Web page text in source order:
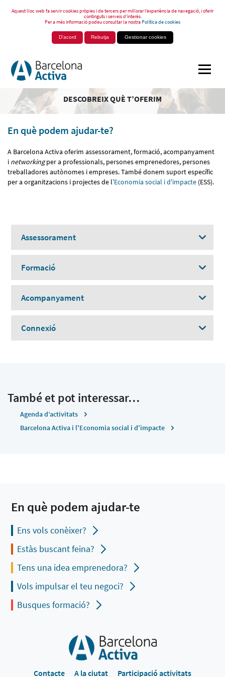
Aquest lloc web fa servir cookies pròpies i de tercers per millorar l’experiència de navegació, i oferir
continguts i serveis d’interès.
Per a més informació podeu consultar la nostraPolítica de cookies
D'acord Rebutja Gestionar cookies
DESCOBREIX QUÈ T’OFERIM
En què podem ajudar-te?
A Barcelona Activa oferim assessorament, formació, acompanyament
i networkingper a professionals, persones emprenedores, persones
treballadores autònomes i empreses. També donem suport específic
per a organitzacions i projectes de l’Economia social i d'impacte (ESS).
Assessorament
Formació
Acompanyament
Connexió
També et pot interessar…
Agenda d’activitats
Barcelona Activa i l'Economia social i d'impacte
En què podem ajudar-te
Ens vols conèixer?
Estàs buscant feina?
Tens una idea emprenedora?
Vols impulsar el teu negoci?
Busques formació?
Contacte A la ciutat Participació activitats